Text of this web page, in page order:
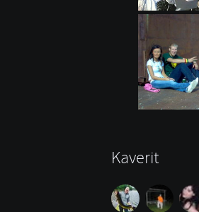
Kaverit